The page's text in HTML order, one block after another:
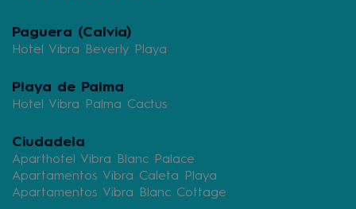
Paguera (Calvia)
Hotel Vibra Beverly Playa
Playa de Palma
Hotel Vibra Palma Cactus
Ciudadela
Aparthotel Vibra Blanc Palace
Apartamentos Vibra Caleta Playa
Apartamentos Vibra Blanc Cottage